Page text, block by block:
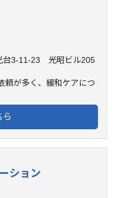
台3-11-23 光昭ビル205
頼が多く、緩和ケアにつ
ら
ション